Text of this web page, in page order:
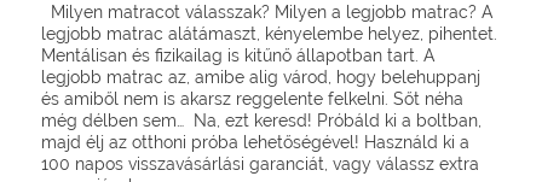
Milyen matracot válasszak? Milyen a legjobb matrac? A
legjobb matrac alátámaszt, kényelembe helyez, pihentet.
Mentálisan és fizikailag is kitűnő állapotban tart. A
legjobb matrac az, amibe alig várod, hogy belehuppanj
és amiből nem is akarsz reggelente felkelni. Sőt néha
még délben sem… Na, ezt keresd! Próbáld ki a boltban,
majd élj az otthoni próba lehetőségével! Használd ki a
100 napos visszavásárlási garanciát, vagy válassz extra